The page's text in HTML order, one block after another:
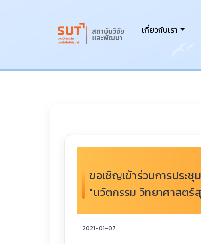
เกี่ยวกับเรา
ขอเชิญเข้าร่วมการประชุ
"นวัตกรรม วิทยาศาสต
2021-01-07